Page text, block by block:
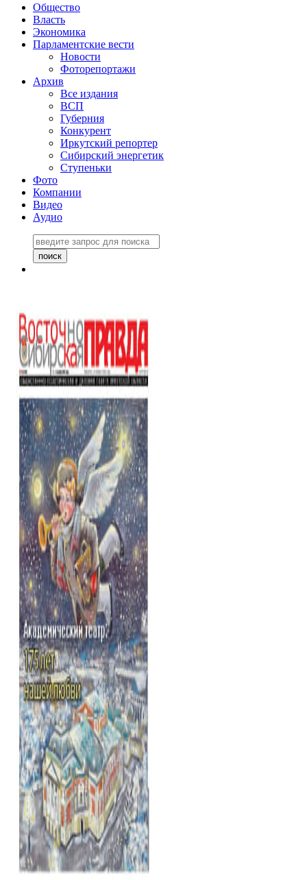
Общество
Власть
Экономика
Парламентские вести
Новости
Фоторепортажи
Архив
Все издания
ВСП
Губерния
Конкурент
Иркутский репортер
Сибирский энергетик
Ступеньки
Фото
Компании
Видео
Аудио